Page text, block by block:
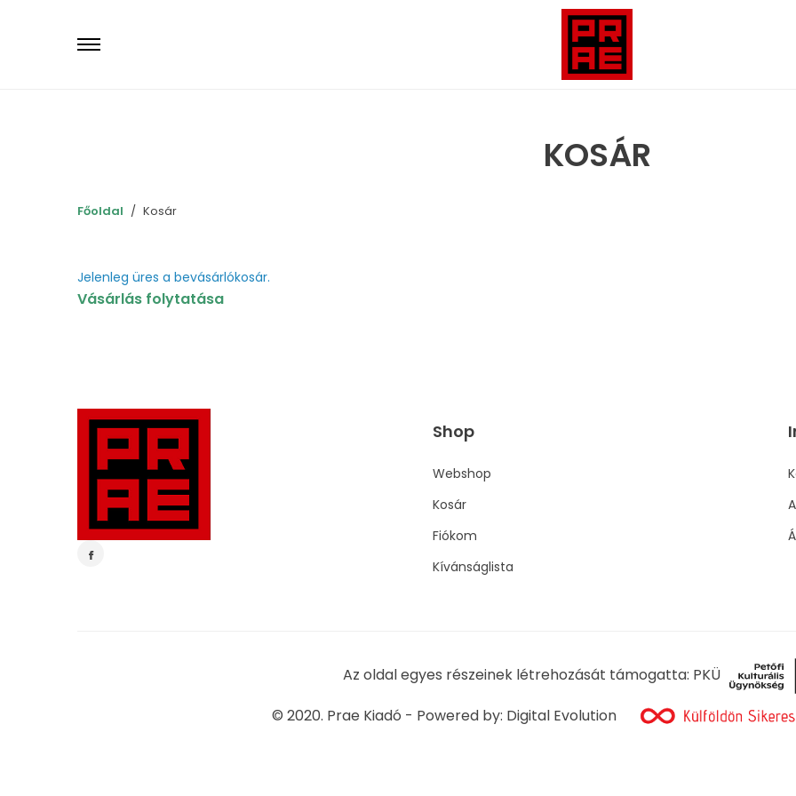
KOSÁR
Főoldal Kosár
Jelenleg üres a bevásárlókosár.
Vásárlás folytatása
Shop
Webshop
Kosár
Fiókom
Kívánságlista
Az oldal egyes részeinek létrehozását támogatta: PKÜ
© 2020. Prae Kiadó - Powered by: Digital Evolution